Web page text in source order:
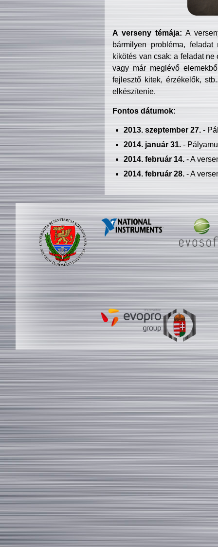
A verseny témája: A
bármilyen probléma, feladat
kikötés van csak: a feladat
vagy már meglévő
fejlesztő kitek, érzékelők,
elkészítenie.
Fontos dátumok:
2013. szeptember 27.-
2014. január 31.-
2014. február 14.- A
2014. február 28.- A